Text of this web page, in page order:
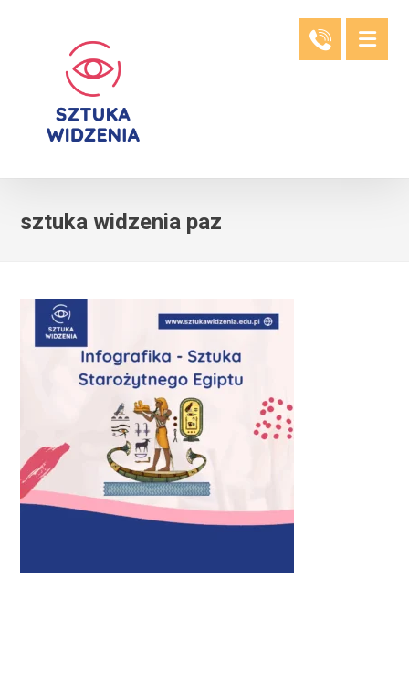
sztuka widzenia paz